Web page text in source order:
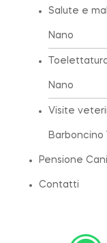
Salute e
Nano
Nano
Visite
Barboncino
Pensione Cani
Contatti